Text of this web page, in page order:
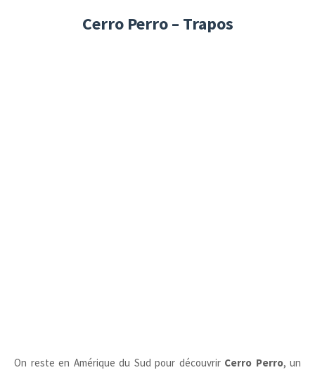
Cerro Perro – Trapos
On reste en Amérique du Sud pour découvrir Cerro Perro, un